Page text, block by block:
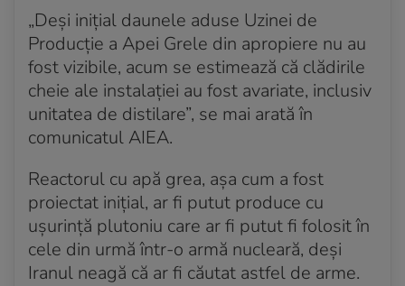
„Deși inițial daunele aduse Uzinei de
Producție a Apei Grele din apropiere nu au
fost vizibile, acum se estimează că clădirile
cheie ale instalației au fost avariate, inclusiv
unitatea de distilare”, se mai arată în
comunicatul AIEA.
Reactorul cu apă grea, așa cum a fost
proiectat inițial, ar fi putut produce cu
ușurință plutoniu care ar fi putut fi folosit în
cele din urmă într-o armă nucleară, deși
Iranul neagă că ar fi căutat astfel de arme.